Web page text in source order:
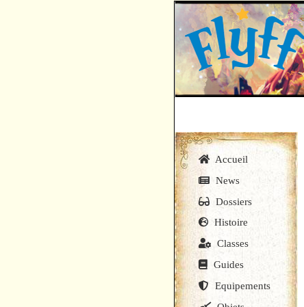
Accueil
News
Dossiers
Histoire
Classes
Guides
Equipements